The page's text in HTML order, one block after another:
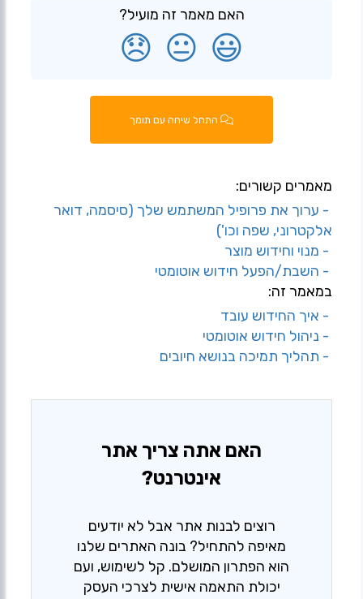
האם מאמר זה מועיל?
😃
😐
😞
התחל שיחה עם תומך
מאמרים קשורים:
- ערוך את פרופיל המשתמש שלך (סיסמה, דואר
אלקטרוני, שפה וכו')
- מנוי וחידוש מוצר
- השבת/הפעל חידוש אוטומטי
במאמר זה:
- איך החידוש עובד
- ניהול חידוש אוטומטי
- תהליך תמיכה בנושא חיובים
האם אתה צריך אתר
אינטרנט?
רוצים לבנות אתר אבל לא יודעים
מאיפה להתחיל? בונה האתרים שלנו
הוא הפתרון המושלם. קל לשימוש, ועם
יכולת התאמה אישית לצרכי העסק